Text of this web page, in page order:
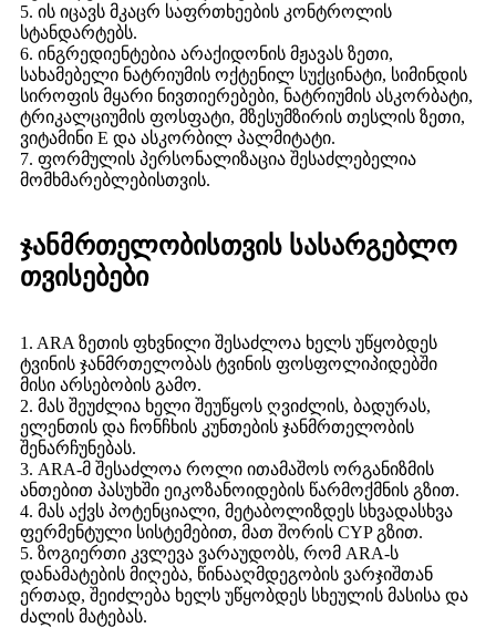
5. ის იცავს მკაცრ საფრთხეების კონტროლის
სტანდარტებს.
6. ინგრედიენტებია არაქიდონის მჟავას ზეთი,
სახამებელი ნატრიუმის ოქტენილ სუქცინატი, სიმინდის
სიროფის მყარი ნივთიერებები, ნატრიუმის ასკორბატი,
ტრიკალციუმის ფოსფატი, მზესუმზირის თესლის ზეთი,
ვიტამინი E და ასკორბილ პალმიტატი.
7. ფორმულის პერსონალიზაცია შესაძლებელია
მომხმარებლებისთვის.
ჯანმრთელობისთვის სასარგებლო
თვისებები
1. ARA ზეთის ფხვნილი შესაძლოა ხელს უწყობდეს
ტვინის ჯანმრთელობას ტვინის ფოსფოლიპიდებში
მისი არსებობის გამო.
2. მას შეუძლია ხელი შეუწყოს ღვიძლის, ბადურას,
ელენთის და ჩონჩხის კუნთების ჯანმრთელობის
შენარჩუნებას.
3. ARA-მ შესაძლოა როლი ითამაშოს ორგანიზმის
ანთებით პასუხში ეიკოზანოიდების წარმოქმნის გზით.
4. მას აქვს პოტენციალი, მეტაბოლიზდეს სხვადასხვა
ფერმენტული სისტემებით, მათ შორის CYP გზით.
5. ზოგიერთი კვლევა ვარაუდობს, რომ ARA-ს
დანამატების მიღება, წინააღმდეგობის ვარჯიშთან
ერთად, შეიძლება ხელს უწყობდეს სხეულის მასისა და
ძალის მატებას.